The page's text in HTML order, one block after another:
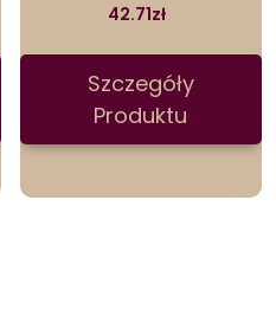
42.71zł
Szczegóły
Produktu